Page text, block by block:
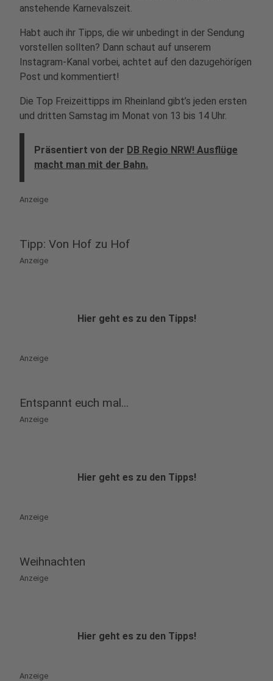
anstehende Karnevalszeit.
Habt auch ihr Tipps, die wir unbedingt in der Sendung
vorstellen sollten? Dann schaut auf unserem
Instagram-Kanal vorbei, achtet auf den dazugehörígen
Post und kommentiert!
Die Top Freizeittipps im Rheinland gibt’s jeden ersten
und dritten Samstag im Monat von 13 bis 14 Uhr.
Präsentiert von der DB Regio NRW! Ausflüge
macht man mit der Bahn.
Anzeige
Tipp: Von Hof zu Hof
Anzeige
Hier geht es zu den Tipps!
Anzeige
Entspannt euch mal...
Anzeige
Hier geht es zu den Tipps!
Anzeige
Weihnachten
Anzeige
Hier geht es zu den Tipps!
Anzeige